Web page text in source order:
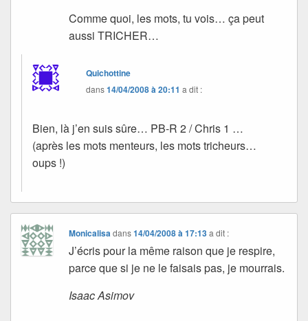
Comme quoi, les mots, tu vois… ça peut
aussi TRICHER…
Quichottine
dans14/04/2008 à 20:11 a dit :
Bien, là j’en suis sûre… PB-R 2 / Chris 1 …
(après les mots menteurs, les mots tricheurs…
oups !)
Monicalisadans14/04/2008 à 17:13 a dit :
J’écris pour la même raison que je respire,
parce que si je ne le faisais pas, je mourrais.
Isaac Asimov